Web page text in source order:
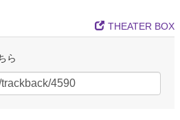
THEATER BOX
ら